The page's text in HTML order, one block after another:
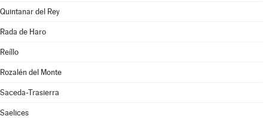
Quintanar del Rey
Rada de Haro
Reíllo
Rozalén del Monte
Saceda-Trasierra
Saelices